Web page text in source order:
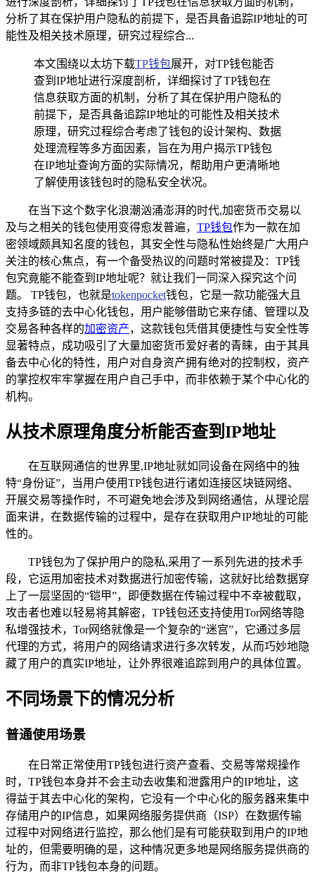
分析了其在保护用户隐私的前提下，是否具备追踪IP地址的可
能性及相关技术原理，研究过程综合...
本文围绕以太坊下载TP钱包展开，对TP钱包能否
查到IP地址进行深度剖析，详细探讨了TP钱包在
信息获取方面的机制，分析了其在保护用户隐私的
前提下，是否具备追踪IP地址的可能性及相关技术
原理，研究过程综合考虑了钱包的设计架构、数据
处理流程等多方面因素，旨在为用户揭示TP钱包
在IP地址查询方面的实际情况，帮助用户更清晰地
了解使用该钱包时的隐私安全状况。
在当下这个数字化浪潮汹涌澎湃的时代,加密货币交易以
及与之相关的钱包使用变得愈发普遍， TP钱包作为一款在加
密领域颇具知名度的钱包，其安全性与隐私性始终是广大用户
关注的核心焦点，有一个备受热议的问题时常被提及：TP钱
包究竟能不能查到IP地址呢？就让我们一同深入探究这个问
题。 TP钱包，也就是tokenpocket钱包，它是一款功能强大且
支持多链的去中心化钱包，用户能够借助它来存储、管理以及
交易各种各样的加密资产，这款钱包凭借其便捷性与安全性等
显著特点，成功吸引了大量加密货币爱好者的青睐，由于其具
备去中心化的特性，用户对自身资产拥有绝对的控制权，资产
的掌控权牢牢掌握在用户自己手中，而非依赖于某个中心化的
机构。
从技术原理角度分析能否查到IP地址
在互联网通信的世界里,IP地址就如同设备在网络中的独
特“身份证”，当用户使用TP钱包进行诸如连接区块链网络、
开展交易等操作时，不可避免地会涉及到网络通信，从理论层
面来讲，在数据传输的过程中，是存在获取用户IP地址的可能
性的。
TP钱包为了保护用户的隐私,采用了一系列先进的技术手
段，它运用加密技术对数据进行加密传输，这就好比给数据穿
上了一层坚固的“铠甲”，即便数据在传输过程中不幸被截取，
攻击者也难以轻易将其解密，TP钱包还支持使用Tor网络等隐
私增强技术，Tor网络就像是一个复杂的“迷宫”，它通过多层
代理的方式，将用户的网络请求进行多次转发，从而巧妙地隐
藏了用户的真实IP地址，让外界很难追踪到用户的具体位置。
不同场景下的情况分析
普通使用场景
在日常正常使用TP钱包进行资产查看、交易等常规操作
时，TP钱包本身并不会主动去收集和泄露用户的IP地址，这
得益于其去中心化的架构，它没有一个中心化的服务器来集中
存储用户的IP信息，如果网络服务提供商（ISP）在数据传输
过程中对网络进行监控，那么他们是有可能获取到用户的IP地
址的，但需要明确的是，这种情况更多地是网络服务提供商的
行为，而非TP钱包本身的问题。